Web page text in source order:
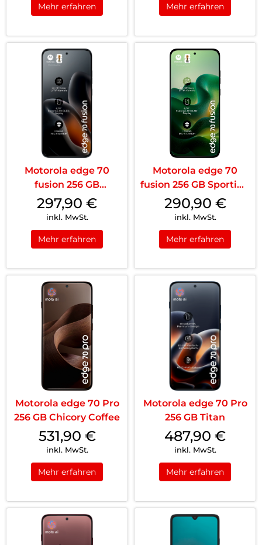
Mehr erfahren Mehr erfahren
Motorola edge 70
fusion 256 GB
Silhouette
297,90 €
inkl. MwSt.
Mehr erfahren
Motorola edge 70
fusion 256 GB Sporting
Green
290,90 €
inkl. MwSt.
Mehr erfahren
Motorola edge 70 Pro
256 GB Chicory Coffee
531,90 €
inkl. MwSt.
Mehr erfahren
Motorola edge 70 Pro
256 GB Titan
487,90 €
inkl. MwSt.
Mehr erfahren